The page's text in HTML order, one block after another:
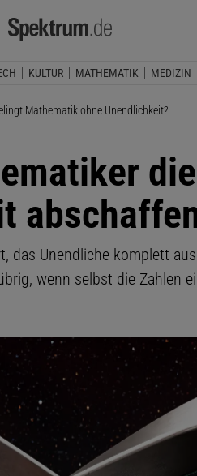
KULTUR MATHEMATIK MEDIZIN
Mathematik ohne Unendlichkeit?
die
das Unendliche komplett
wenn selbst die Zahlen